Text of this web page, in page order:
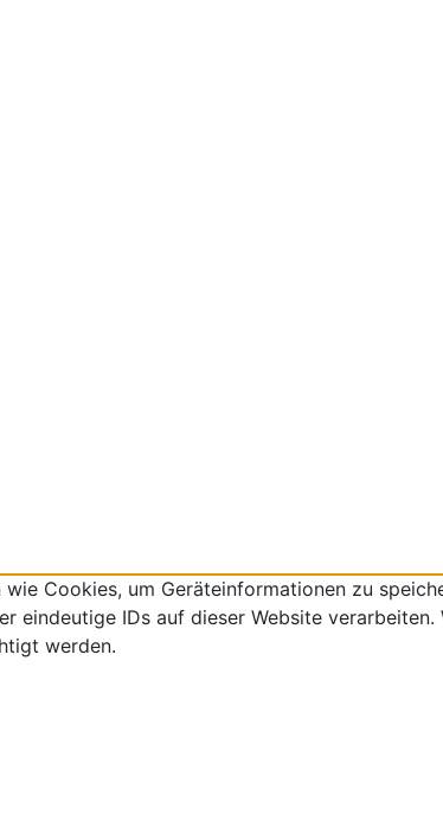
Cookies, um Geräteinformationen zu
eindeutige IDs auf dieser Website
werden.